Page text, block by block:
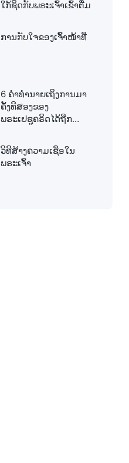
ໃກ້ຊິດກັບພຣະເຈົ້າເຂົ້າຕື່ມ
ການກັບໃຈຂອງເຈົ້າໜ້າທີ່
6 ຄຳທຳນາຍເຖິງການມາ
ຄັ້ງທີສອງຂອງ
ພຣະເຢຊູຄຣິດໄດ້ຖືກ
ວິທີສ້າງຄວາມເຊື່ອໃນ
ພຣະເຈົ້າ